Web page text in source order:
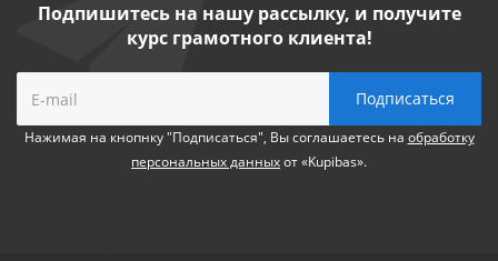
Подпишитесь на нашу рассылку, и получите
курс грамотного клиента!
Нажимая на кнопнку "Подписаться", Вы соглашаетесь на обработку
персональных данныхот «Kupibas».